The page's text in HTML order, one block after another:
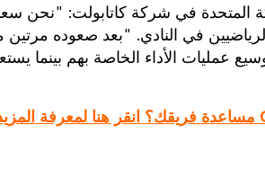
المتحدة في شركة كاتابولت: "نحن
في النادي. "بعد صعوده مرتين
عمليات الأداء الخاصة بهم بينما